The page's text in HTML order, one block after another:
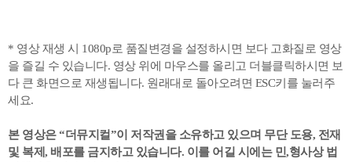
* 영상 재생 시 1080p로 품질변경을 설정하시면 보다 고화질로 영상
을 즐길 수 있습니다. 영상 위에 마우스를 올리고 더블클릭하시면 보
다 큰 화면으로 재생됩니다. 원래대로 돌아오려면 ESC키를 눌러주
세요.
본 영상은 “더뮤지컬”이 저작권을 소유하고 있으며 무단 도용, 전재
및 복제, 배포를 금지하고 있습니다. 이를 어길 시에는 민,형사상 법